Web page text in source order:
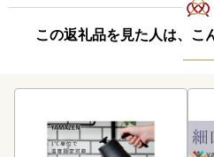
この返礼品を見た人は、こ